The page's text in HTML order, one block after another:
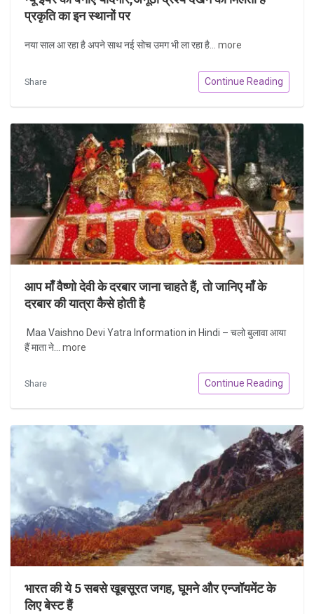
प्रकृति का इन स्थानों पर
नया साल आ रहा है अपने साथ नई सोच उमग भी ला रहा है... more
Share Continue Reading
आप माँ वैष्णो देवी के दरबार जाना चाहते हैं, तो जानिए माँ के
दरबार की यात्रा कैसे होती है
Maa Vaishno Devi Yatra Information in Hindi – चलो बुलावा आया
हैं माता ने... more
Share Continue Reading
भारत की ये 5 सबसे खूबसूरत जगह, घूमने और एन्जॉयमेंट के
लिए बेस्ट हैं